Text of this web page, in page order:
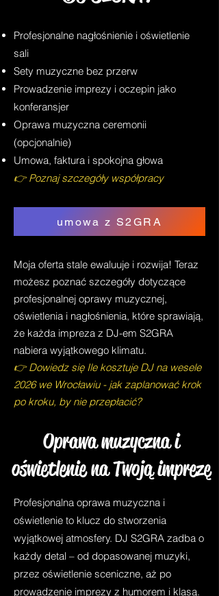
Profesjonalne nagłośnienie i oświetlenie
sali
Sety muzyczne bez przerw
Prowadzenie imprezy i oczepin jako
konferansjer
Oprawa muzyczna ceremonii
(opcjonalnie)
Umowa, faktura i spokojna głowa
👉Poznaj szczegóły współpracy
umowa z S2GRA
Moja oferta stale ewaluuje i rozwija! Teraz
możesz poznać szczegóły dotyczące
profesjonalnej oprawy muzycznej,
oświetlenia i nagłośnienia, które sprawiają,
że każda impreza z DJ-em S2GRA
nabiera wyjątkowego klimatu.
👉 Dowiedz się Ile kosztuje DJ na wesele
2026 we Wrocławiu - jak zaplanować krok
po kroku, by nie przepłacić?
Oprawa muzyczna i
oświetlenie na Twoją imprezę
Profesjonalna oprawa muzyczna i
oświetlenie to klucz do stworzenia
wyjątkowej atmosfery. DJ S2GRA zadba o
każdy detal – od dopasowanej muzyki,
przez oświetlenie sceniczne, aż po
prowadzenie imprezy z humorem i klasą.